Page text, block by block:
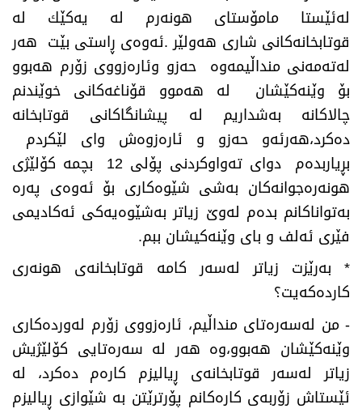
له‌ئێستا مامۆستای هونه‌رم له‌ یه‌كێك له‌
قوتابخانه‌كانی شاری هه‌ولێر .ئه‌وه‌ی ڕاستی بێت هه‌ر
له‌ته‌مه‌نی منداڵیمه‌وه‌ حه‌زو وئاره‌زووی زۆرم هه‌بوو
بۆ وێنه‌كێشان له‌ هه‌موو قۆناغه‌كانی خوێندنم
چالاكانه‌ به‌شداریم له‌ پیشانگاكانی قوتابخانه‌
ده‌كرد،هه‌رئه‌و حه‌زو و ئاره‌زوه‌ش وای لێكردم
بڕیاربده‌م دوای ته‌واوكردنی پۆلی 12 بچمه‌ كۆلێژی
هونه‌ره‌جوانه‌كان به‌شی شێوه‌كاری بۆ ئه‌وه‌ی په‌ره‌
به‌تواناكانم بده‌م له‌وێ زیاتر به‌شێوه‌یه‌كی ئه‌كادیمی
فێری ئه‌لف و بای وێنه‌كیشان ببم.
* به‌رێزت زیاتر له‌سه‌ر كامه‌ قوتابخانه‌ی هونه‌ری
كارده‌كه‌یت؟
-من له‌سه‌ره‌تای منداڵیم، ئاره‌زووی زۆرم له‌ورده‌كاری
وێنه‌كێشان هه‌بوو،وه‌ هه‌ر له‌ سه‌ره‌تایی كۆلێژیش
زیاتر له‌سه‌ر قوتابخانه‌ی ڕیالیزم كاره‌م ده‌كرد، له‌
ئێستاش زۆربه‌ی كاره‌كانم پۆرترێتن به‌ شێوازی ڕیالیزم